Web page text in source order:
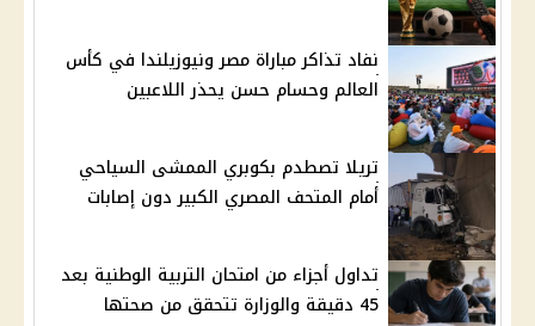
نفاد تذاكر مباراة مصر ونيوزيلندا في كأس
العالم وحسام حسن يحذر اللاعبين
تريلا تصطدم بكوبري الممشى السياحي
أمام المتحف المصري الكبير دون إصابات
تداول أجزاء من امتحان التربية الوطنية بعد
45 دقيقة والوزارة تتحقق من صحتها